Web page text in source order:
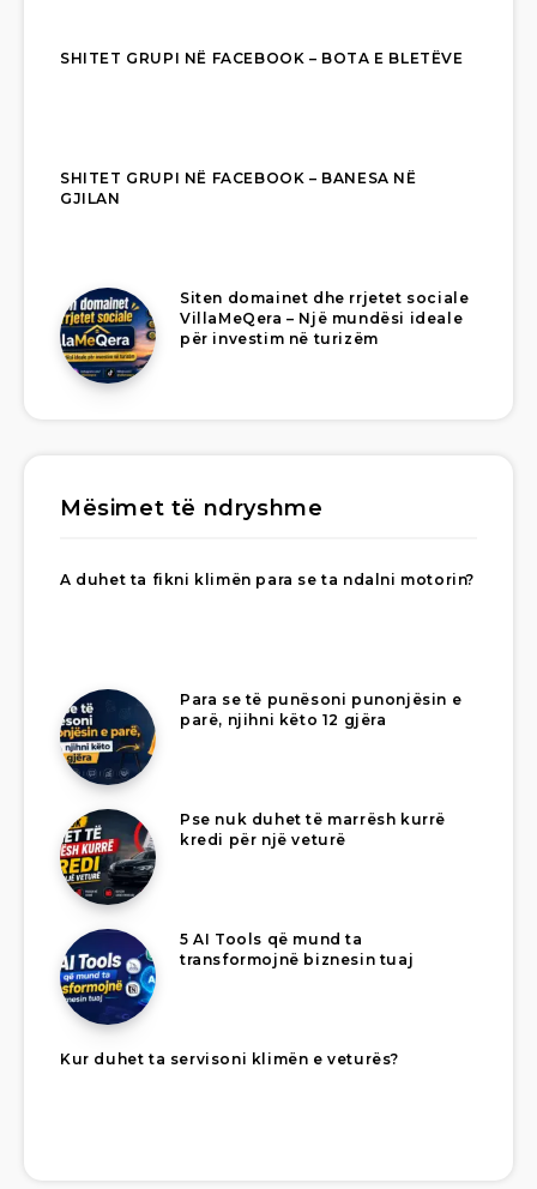
SHITET GRUPI NË FACEBOOK – BOTA E BLETËVE
SHITET GRUPI NË FACEBOOK – BANESA NË
GJILAN
Siten domainet dhe rrjetet sociale
VillaMeQera – Një mundësi ideale
për investim në turizëm
Mësimet të ndryshme
A duhet ta fikni klimën para se ta ndalni motorin?
Para se të punësoni punonjësin e
parë, njihni këto 12 gjëra
Pse nuk duhet të marrësh kurrë
kredi për një veturë
5 AI Tools që mund ta
transformojnë biznesin tuaj
Kur duhet ta servisoni klimën e veturës?